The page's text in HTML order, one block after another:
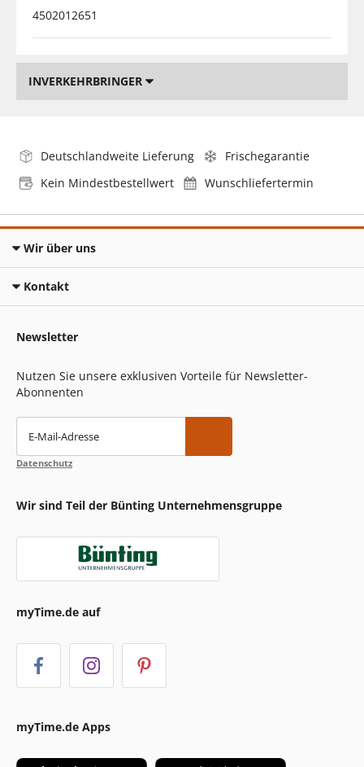
4502012651
INVERKEHRBRINGER
Deutschlandweite Lieferung
Frischegarantie
Kein Mindestbestellwert
Wunschliefertermin
Wir über uns
Kontakt
Newsletter
Nutzen Sie unsere exklusiven Vorteile für Newsletter-
Abonnenten
E-Mail-Adresse
Datenschutz
Wir sind Teil der Bünting Unternehmensgruppe
myTime.de auf
myTime.de Apps